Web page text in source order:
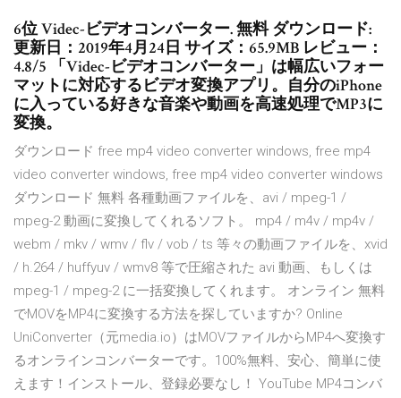
6位 Videc-ビデオコンバーター. 無料 ダウンロード:
更新日：2019年4月24日 サイズ：65.9MB レビュー：
4.8/5 「Videc-ビデオコンバーター」は幅広いフォー
マットに対応するビデオ変換アプリ。自分のiPhone
に入っている好きな音楽や動画を高速処理でMP3に
変換。
ダウンロード free mp4 video converter windows, free mp4
video converter windows, free mp4 video converter windows
ダウンロード 無料 各種動画ファイルを、avi / mpeg-1 /
mpeg-2 動画に変換してくれるソフト。 mp4 / m4v / mp4v /
webm / mkv / wmv / flv / vob / ts 等々の動画ファイルを、xvid
/ h.264 / huffyuv / wmv8 等で圧縮された avi 動画、もしくは
mpeg-1 / mpeg-2 に一括変換してくれます。 オンライン 無料
でMOVをMP4に変換する方法を探していますか? Online
UniConverter（元media.io）はMOVファイルからMP4へ変換す
るオンラインコンバーターです。100%無料、安心、簡単に使
えます！インストール、登録必要なし！ YouTube MP4コンバ